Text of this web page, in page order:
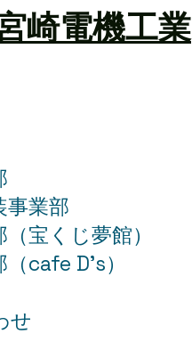
クレーン車コラボ鯉
崎電機工業
事業部
（宝くじ夢館）
（cafe D's）
せ